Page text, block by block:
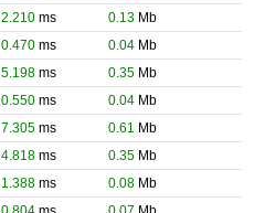
2.210ms 0.13Mb
0.470ms 0.04Mb
5.198ms 0.35Mb
0.550ms 0.04Mb
7.305ms 0.61 Mb
4.818ms 0.35Mb
1.388ms 0.08Mb